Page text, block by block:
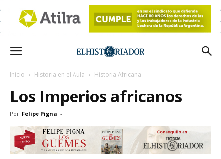
Inicio Historia en el Aula Historia Africana
Los Imperios africanos
Por Felipe Pigna -